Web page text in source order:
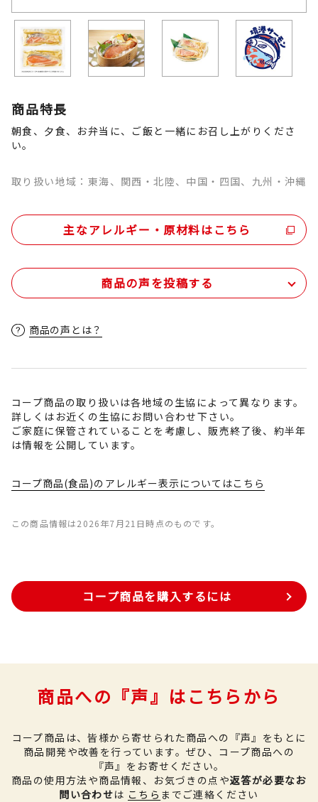
商品特長
朝食、夕食、お弁当に、ご飯と一緒にお召し上がりくださ
い。
取り扱い地域：東海、関西・北陸、中国・四国、九州・沖縄
主なアレルギー・原材料はこちら
商品の声を投稿する
商品の声とは？
コープ商品の取り扱いは各地域の生協によって異なります。
詳しくはお近くの生協にお問い合わせ下さい。
ご家庭に保管されていることを考慮し、販売終了後、約半年
は情報を公開しています。
コープ商品(食品)のアレルギー表示についてはこちら
この商品情報は2026年7月21日時点のものです。
コープ商品を購入するには
商品への『声』はこちらから
コープ商品は、皆様から寄せられた商品への『声』をもとに
商品開発や改善を行っています。 ぜひ、コープ商品への
『声』をお寄せください。
商品の使用方法や商品情報、お気づきの点や返答が必要なお
問い合わせは こちら までご連絡ください